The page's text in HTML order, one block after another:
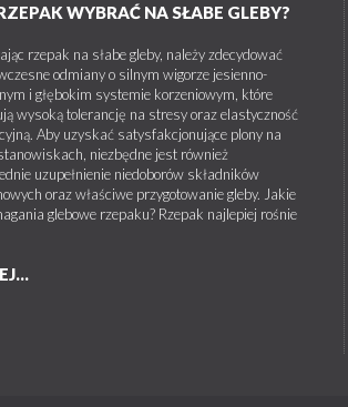
WYBRAĆ NA SŁABE GLEBY?
rzepak na słabe gleby, należy zdecydować
odmiany o silnym wigorze jesienno-
i głębokim systemie korzeniowym, które
wysoką tolerancję na stresy oraz elastyczność
Aby uzyskać satysfakcjonujące plony na
niezbędne jest również
uzupełnienie niedoborów składników
oraz właściwe przygotowanie gleby. Jakie
glebowe rzepaku? Rzepak najlepiej rośnie